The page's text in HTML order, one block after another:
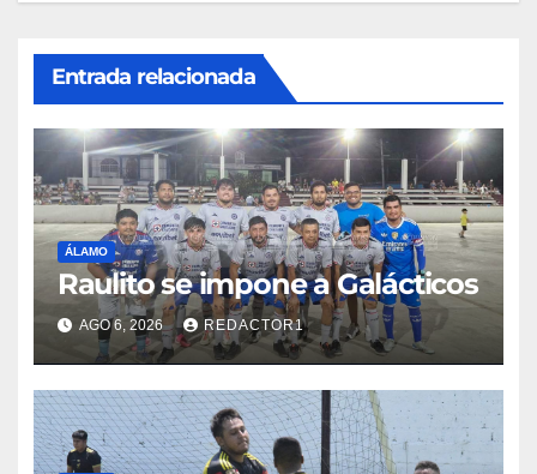
Entrada relacionada
ÁLAMO
Raulito se impone a Galácticos
AGO 6, 2026 REDACTOR1